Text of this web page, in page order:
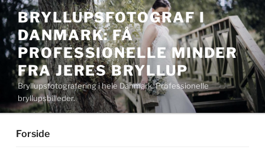
Videre
til
indhold
BRYLLUPSFOTOGRAF I
DANMARK: FÅ
PROFESSIONELLE MINDER
FRA JERES BRYLLUP
Bryllupsfotografering i hele Danmark. Professionelle
bryllupsbilleder.
Forside